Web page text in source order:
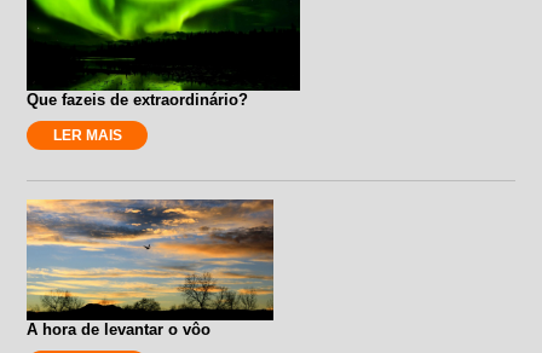
Que fazeis de extraordinário?
LER MAIS
A hora de levantar o vôo